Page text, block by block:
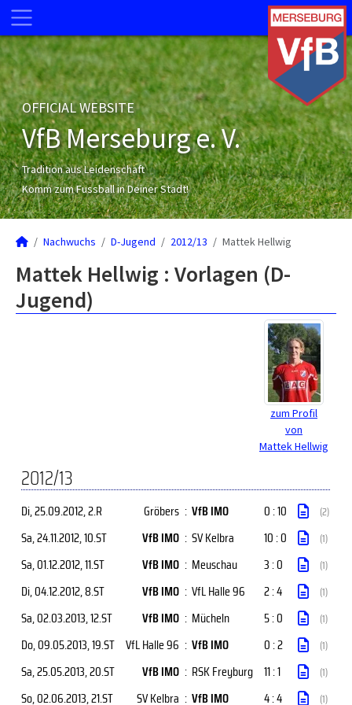
OFFICIAL WEBSITE
VfB Merseburg e. V.
Tradition aus Leidenschaft
Komm zum Fussball in Deiner Stadt!
Nachwuchs D-Jugend 2012/13 Mattek Hellwig
Mattek Hellwig : Vorlagen (D-
Jugend)
zum Profil
von
Mattek Hellwig
2012/13
Di, 25.09.2012, 2.R Gröbers : VfB IMO 0 : 10 (2)
Sa, 24.11.2012, 10.ST VfB IMO : SV Kelbra 10 : 0 (1)
Sa, 01.12.2012, 11.ST VfB IMO : Meuschau 3 : 0 (1)
Di, 04.12.2012, 8.ST VfB IMO : VfL Halle 96 2 : 4 (1)
Sa, 02.03.2013, 12.ST VfB IMO : Mücheln 5 : 0 (1)
Do, 09.05.2013, 19.ST VfL Halle 96 : VfB IMO 0 : 2 (1)
Sa, 25.05.2013, 20.ST VfB IMO : RSK Freyburg 11 : 1 (1)
So, 02.06.2013, 21.ST SV Kelbra : VfB IMO 4 : 4 (1)